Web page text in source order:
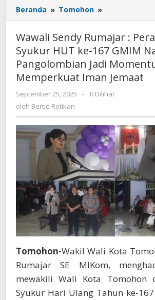
Beranda » Tomohon »
Sendy
:
Perayaan
Syukur
HUT
ke-
167
Nafiri
Jadi
Momentum
Memperkuat
Iman
Jemaat
Wawali Sendy Rumajar :
Syukur HUT ke-167 GMIM
Pangolombian Jadi
Memperkuat Iman Jemaat
September 25, 2025
oleh
-
0 Dilihat
oleh Bertje Rotikan
Tomohon-Wakil Wali Kota
Rumajar SE MIKom,
mewakili Wali Kota Tomohon
Syukur Hari Ulang Tahun ke-